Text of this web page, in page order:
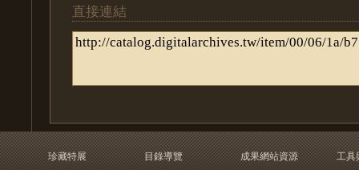
直接連結
珍藏特展
目錄導覽
成果網站資源
工具